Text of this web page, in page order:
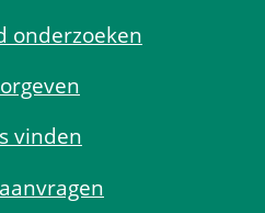
onder­zoeken
vinden